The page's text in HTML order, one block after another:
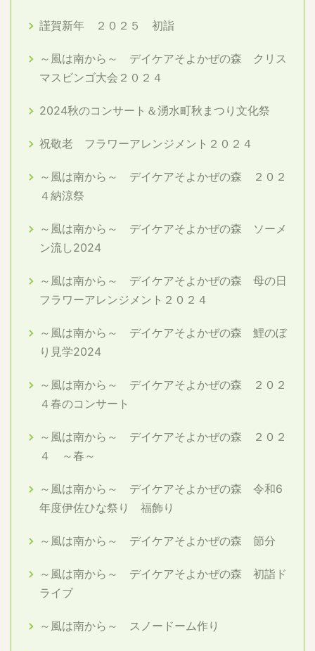
謹賀新年 ２０２５ 初詣
～風は南から～ デイケアそよかぜの森 クリス
マスビンゴ大会２０２４
2024秋のコンサート＆湧水町秋まつり文化祭
祝敬老 フラワーアレンジメント２０２４
～風は南から～ デイケアそよかぜの森 ２０２
４納涼祭
～風は南から～ デイケアそよかぜの森 ソーメ
ン流し2024
～風は南から～ デイケアそよかぜの森 母の日
フラワーアレンジメント２０２４
～風は南から～ デイケアそよかぜの森 鯉のぼ
り見学2024
～風は南から～ デイケアそよかぜの森 ２０２
４春のコンサート
～風は南から～ デイケアそよかぜの森 ２０２
４ ～春～
～風は南から～ デイケアそよかぜの森 令和6
年度伊佐ひな祭り 福飾り
～風は南から～ デイケアそよかぜの森 節分
～風は南から～ デイケアそよかぜの森 初詣ド
ライブ
～風は南から～ スノードーム作り